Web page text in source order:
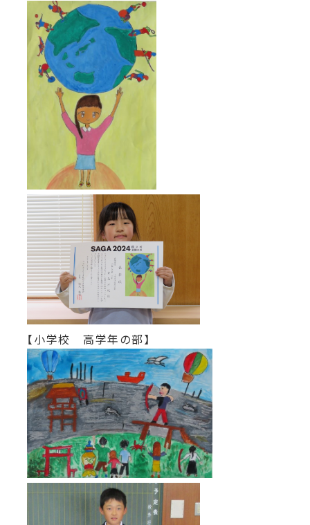
【小学校 高学年の部】